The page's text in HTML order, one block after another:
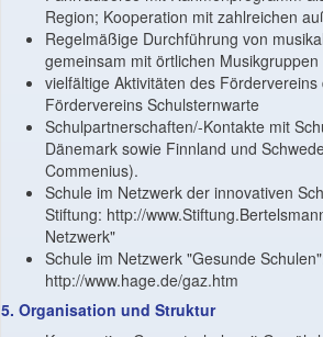
Region; Kooperation mit zahlreichen
Regelmäßige Durchführung von
gemeinsam mit örtlichen Musikgruppen
vielfältige Aktivitäten des
Fördervereins Schulsternwarte
Schulpartnerschaften/-Kontakte mit
Dänemark sowie Finnland und
Commenius).
Schule im Netzwerk der innovativen
Stiftung: http://
Netzwerk"
Schule im Netzwerk "Gesunde
http://www.hage.de/gaz.htm
5. Organisation und Struktur